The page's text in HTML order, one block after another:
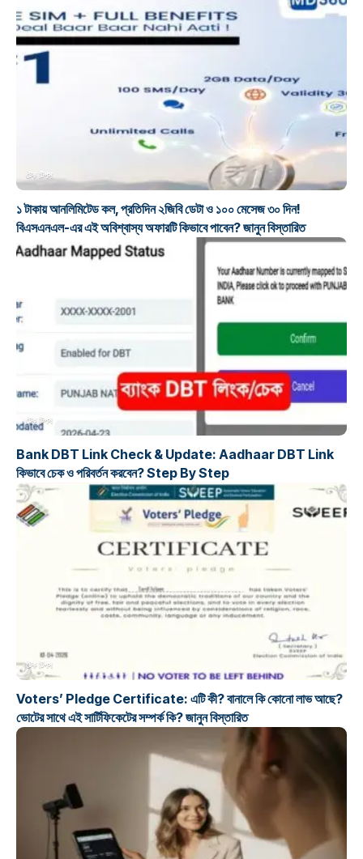
টেক টিপস
১ টাকায় আনলিমিটেড কল, প্রতিদিন ২জিবি ডেটা ও ১০০ মেসেজ ৩০ দিন!
বিএসএনএল-এর এই অবিশ্বাস্য অফারটি কিভাবে পাবেন? জানুন বিস্তারিত
টেক টিপস
Bank DBT Link Check & Update: Aadhaar DBT Link
কিভাবে চেক ও পরিবর্তন করবেন? Step By Step
টেক টিপস
Voters’ Pledge Certificate: এটি কী? বানালে কি কোনো লাভ আছে?
ভোটের সাথে এই সার্টিফিকেটের সম্পর্ক কি? জানুন বিস্তারিত